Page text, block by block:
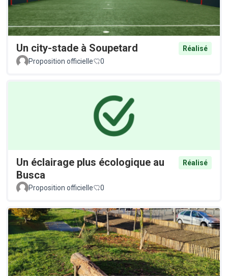
Un city-stade à Soupetard
Réalisé
Proposition officielle
0
Un éclairage plus écologique au
Busca
Réalisé
Proposition officielle 0